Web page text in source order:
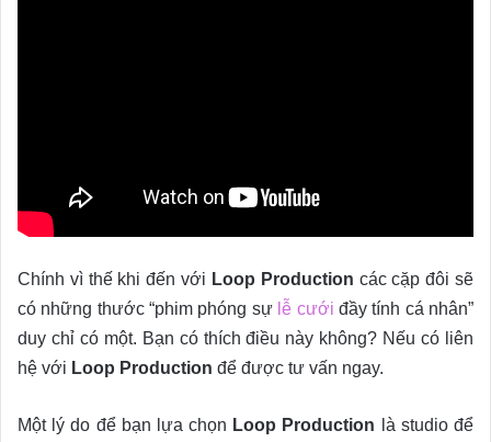
Chính vì thế khi đến với Loop Production các cặp đôi sẽ
có những thước “phim phóng sự lễ cưới đầy tính cá nhân”
duy chỉ có một. Bạn có thích điều này không? Nếu có liên
hệ với Loop Production để được tư vấn ngay.
Một lý do để bạn lựa chọn Loop Production là studio để